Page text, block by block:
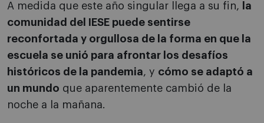
A medida que este año singular llega a su fin,
la
comunidad del IESE puede sentirse
reconfortada y orgullosa de la forma en que la
escuela se unió para afrontar los desafíos
históricos de la pandemia, y cómo se adaptó a
un mundo que aparentemente cambió de la
noche a la mañana.